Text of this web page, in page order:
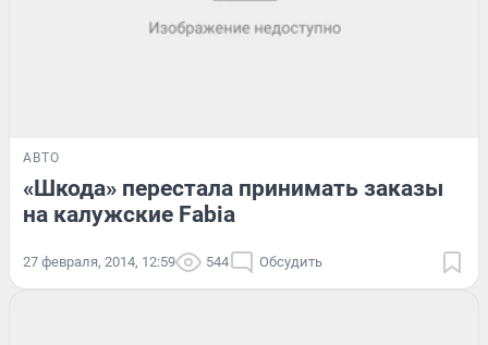
АВТО
«Шкода» перестала принимать заказы
на калужские Fabia
27 февраля, 2014, 12:59 544 Обсудить